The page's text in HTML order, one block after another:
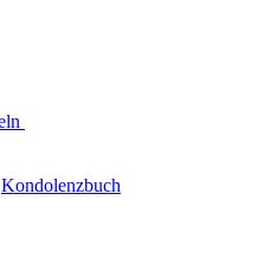
Kondolenzbuch